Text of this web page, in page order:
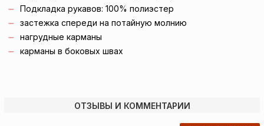
Подкладка рукавов: 100% полиэстер
застежка спереди на потайную молнию
нагрудные карманы
карманы в боковых швах
ОТЗЫВЫ И КОММЕНТАРИИ